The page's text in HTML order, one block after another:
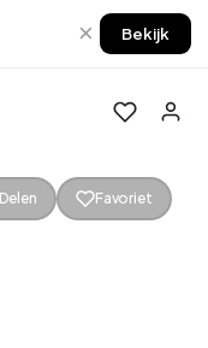
× Bekijk
Delen Favoriet